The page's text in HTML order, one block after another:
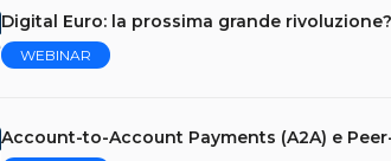
Digital Euro: la prossima grande rivoluzione?
WEBINAR
Account-to-Account Payments (A2A) e